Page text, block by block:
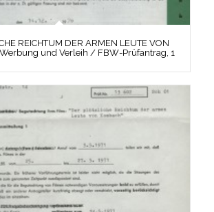
REICHTUM DER ARMEN LEUTE VON
und Verleih / FBW-Prüfantrag, 1